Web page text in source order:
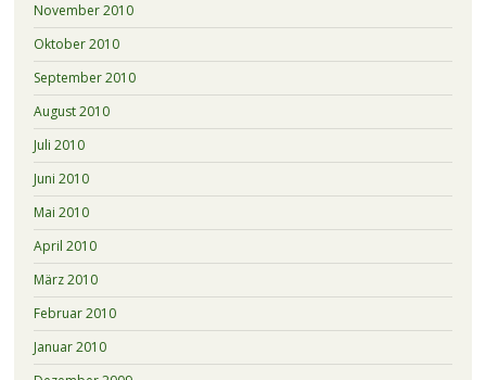
November 2010
Oktober 2010
September 2010
August 2010
Juli 2010
Juni 2010
Mai 2010
April 2010
März 2010
Februar 2010
Januar 2010